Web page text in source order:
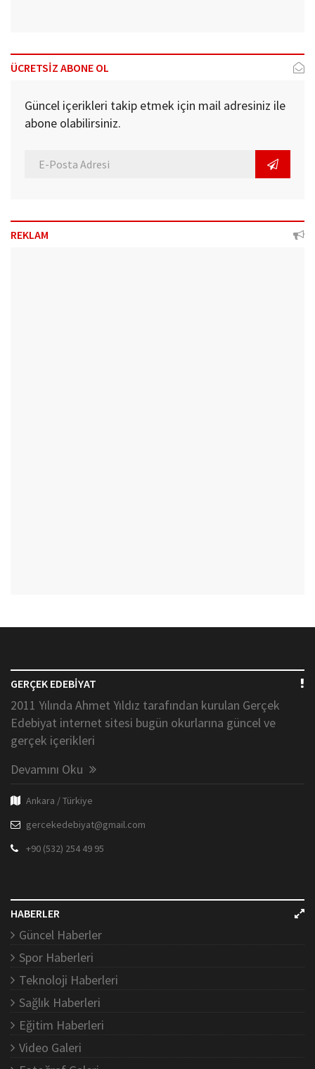
ÜCRETSİZ ABONE OL
Güncel içerikleri takip etmek için mail adresiniz ile
abone olabilirsiniz.
REKLAM
GERÇEK EDEBİYAT
2011 Yılında Ahmet Yıldız tarafından kurulan Gerçek
Edebiyat internet sitesi bugün okurlarına güncel ve
gerçek içerikleri
Devamını Oku
Ankara / Türkiye
gercekedebiyat@gmail.com
+90 (532) 254 49 95
HABERLER
Güncel Haberler
Spor Haberleri
Teknoloji Haberleri
Sağlık Haberleri
Eğitim Haberleri
Video Galeri